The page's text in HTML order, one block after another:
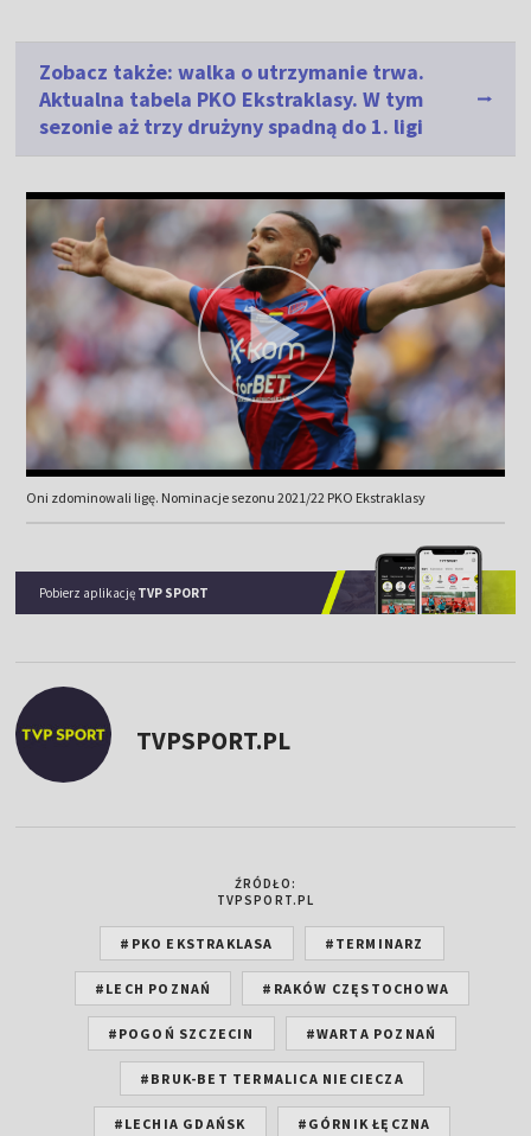
Zobacz także: walka o utrzymanie trwa.
Aktualna tabela PKO Ekstraklasy. W tym
sezonie aż trzy drużyny spadną do 1. ligi
Oni zdominowali ligę. Nominacje sezonu 2021/22 PKO Ekstraklasy
Pobierz aplikację TVP SPORT
TVPSPORT.PL
ŹRÓDŁO:
TVPSPORT.PL
#PKO EKSTRAKLASA #TERMINARZ
#LECH POZNAŃ #RAKÓW CZĘSTOCHOWA
#POGOŃ SZCZECIN #WARTA POZNAŃ
#BRUK-BET TERMALICA NIECIECZA
#LECHIA GDAŃSK #GÓRNIK ŁĘCZNA